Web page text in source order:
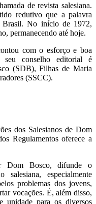
de revista salesiana.
redutivo que a palavra
Brasil. No início de 1972,
permanecendo até hoje.
com o esforço e boa
seu conselho editorial é
(SDB), Filhas de Maria
(SSCC).
dos Salesianos de Dom
Regulamentos oferece a
Dom Bosco, difunde o
especialmente
problemas dos jovens,
vocações. É, além disso,
unidade para os diversos